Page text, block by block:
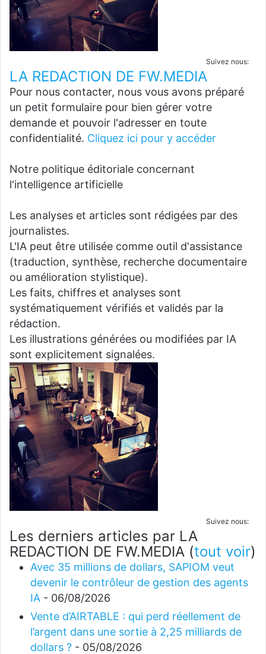
Suivez nous:
LA REDACTION DE FW.MEDIA
Pour nous contacter, nous vous avons préparé
un petit formulaire pour bien gérer votre
demande et pouvoir l'adresser en toute
confidentialité. Cliquez ici pour y accéder
Notre politique éditoriale concernant
l'intelligence artificielle
Les analyses et articles sont rédigées par des
journalistes.
L'IA peut être utilisée comme outil d'assistance
(traduction, synthèse, recherche documentaire
ou amélioration stylistique).
Les faits, chiffres et analyses sont
systématiquement vérifiés et validés par la
rédaction.
Les illustrations générées ou modifiées par IA
sont explicitement signalées.
Suivez nous:
Les derniers articles par LA
REDACTION DE FW.MEDIA (tout voir)
Avec 35 millions de dollars, SAPIOM veut
devenir le contrôleur de gestion des agents
IA - 06/08/2026
Vente d’AIRTABLE : qui perd réellement de
l’argent dans une sortie à 2,25 milliards de
dollars ? - 05/08/2026